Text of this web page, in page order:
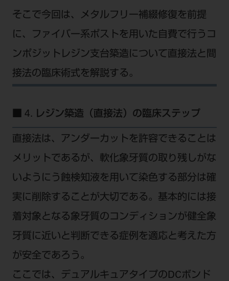
そこで今回は、メタルフリー補綴修復を前提
に、ファイバー系ポストを用いた自費で行うコ
ンポジットレジン支台築造について直接法と間
接法の臨床術式を解説する。
■ 4. レジン築造（直接法）の臨床ステップ
直接法は、アンダーカットを許容できることは
メリットであるが、軟化象牙質の取り残しがな
いようにう蝕検知液を用いて染色する部分は確
実に削除することが大切である。基本的には接
着対象となる象牙質のコンディションが健全象
牙質に近いと判断できる症例を適応と考えた方
が安全であろう。
ここでは、デュアルキュアタイプのDCボンド